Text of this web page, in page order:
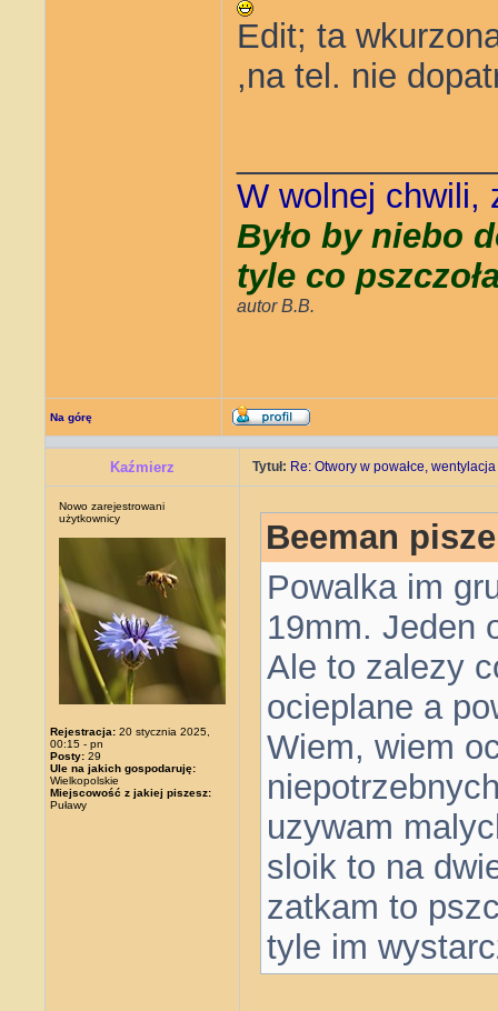
Edit; ta
,na tel. nie
W wolnej chwili,
Było by niebo
tyle co
autor B.B.
Na górę
Kaźmierz Tytuł: Re: Otwory w powałce, wentylacja
Nowo zarejestrowani
użytkownicy
Rejestracja: 20 stycznia 2025,
00:15 - pn
Posty: 29
Ule na jakich gospodaruję:
Wielkopolskie
Miejscowość z jakiej piszesz:
Puławy
Beeman
Powalka im
19mm. Jeden
Ale to zalezy
ocieplane a
Wiem, wiem
uzywam
sloik to na
zatkam to
tyle im